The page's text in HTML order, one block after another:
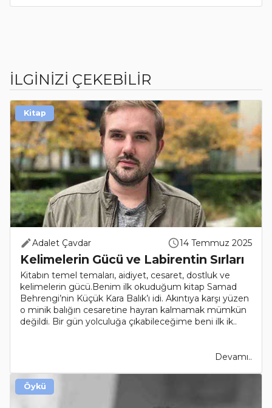
İLGİNİZİ ÇEKEBİLİR
Adalet Çavdar 14 Temmuz 2025
Kelimelerin Gücü ve Labirentin Sırları
Kitabın temel temaları, aidiyet, cesaret, dostluk ve
kelimelerin gücü.Benim ilk okuduğum kitap Samad
Behrengi’nin Küçük Kara Balık’ı idi. Akıntıya karşı yüzen
o minik balığın cesaretine hayran kalmamak mümkün
değildi. Bir gün yolculuğa çıkabileceğime beni ilk ik..
Devamı..
Kitap
Öykü